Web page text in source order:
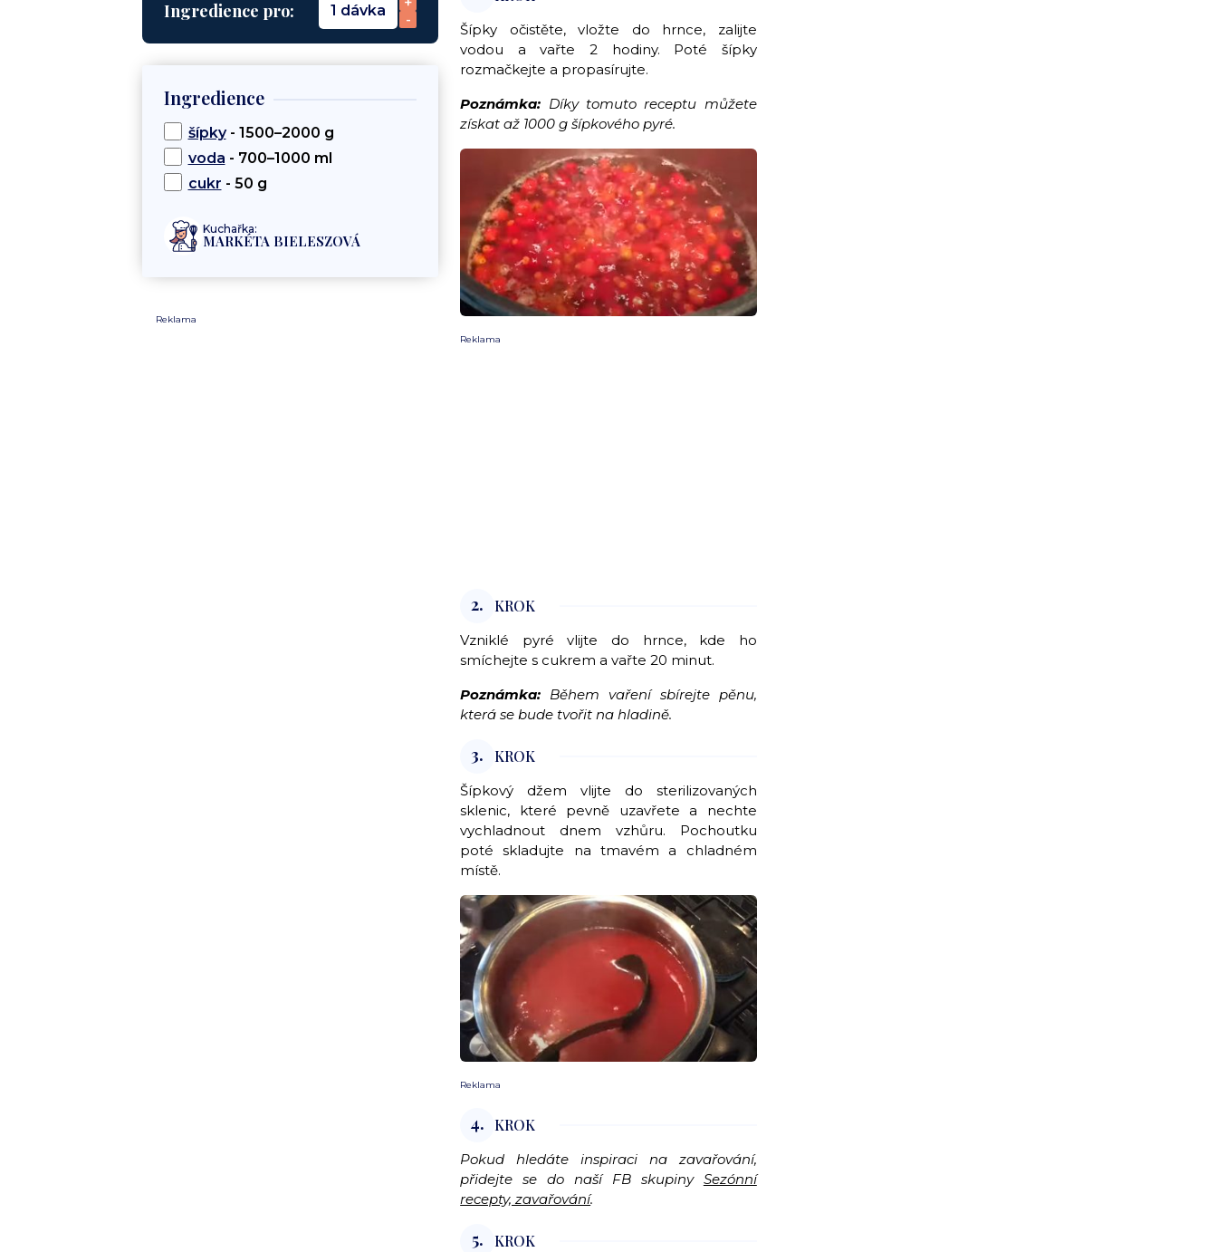
Ingredience pro: 1 dávka
-
Ingredience
šípky- 1500–2000 g
voda - 700–1000 ml
cukr - 50 g
Kuchařka:
MARKÉTA BIELESZOVÁ
Reklama
Šípky očistěte, vložte do hrnce, zalijte
vodou a vařte 2 hodiny. Poté šípky
rozmačkejte a propasírujte.
Poznámka: Díky tomuto receptu můžete
získat až 1000 g šípkového pyré.
Reklama
2. KROK
Vzniklé pyré vlijte do hrnce, kde ho
smíchejte s cukrem a vařte 20 minut.
Poznámka: Během vaření sbírejte pěnu,
která se bude tvořit na hladině.
3. KROK
Šípkový džem vlijte do sterilizovaných
sklenic, které pevně uzavřete a nechte
vychladnout dnem vzhůru. Pochoutku
poté skladujte na tmavém a chladném
místě.
Reklama
4. KROK
Pokud hledáte inspiraci na zavařování,
přidejte se do naší FB skupiny Sezónní
recepty, zavařování.
5. KROK